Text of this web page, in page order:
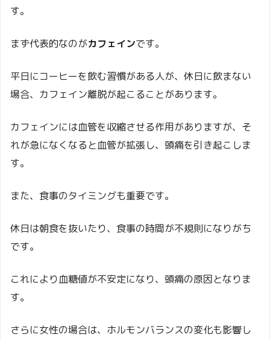
す。
まず代表的なのがカフェインです。
平日にコーヒーを飲む習慣がある人が、休日に飲まない
場合、カフェイン離脱が起こることがあります。
カフェインには血管を収縮させる作用がありますが、そ
れが急になくなると血管が拡張し、頭痛を引き起こしま
す。
また、食事のタイミングも重要です。
休日は朝食を抜いたり、食事の時間が不規則になりがち
です。
これにより血糖値が不安定になり、頭痛の原因となりま
す。
さらに女性の場合は、ホルモンバランスの変化も影響し